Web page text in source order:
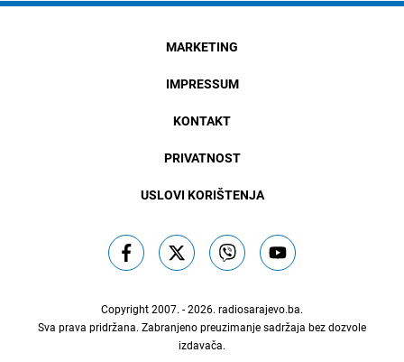
MARKETING
IMPRESSUM
KONTAKT
PRIVATNOST
USLOVI KORIŠTENJA
Copyright 2007. - 2026. radiosarajevo.ba.
Sva prava pridržana. Zabranjeno preuzimanje sadržaja bez dozvole
izdavača.